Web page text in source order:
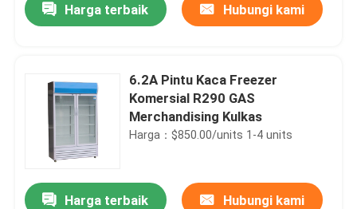
Harga terbaik Hubungi kami
6.2A Pintu Kaca Freezer
Komersial R290 GAS
Merchandising Kulkas
Harga：$850.00/units 1-4 units
Harga terbaik Hubungi kami